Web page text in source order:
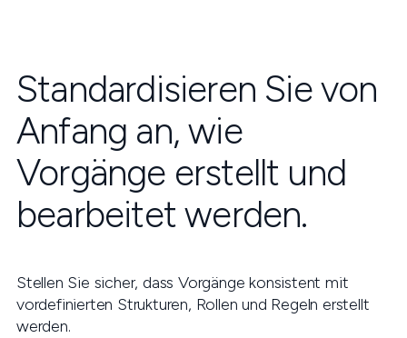
Standardisieren Sie von
Anfang an, wie
Vorgänge erstellt und
bearbeitet werden.
Stellen Sie sicher, dass Vorgänge konsistent mit
vordefinierten Strukturen, Rollen und Regeln erstellt
werden.